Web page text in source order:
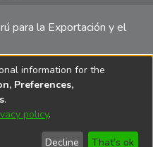
para la Exportación y el
/ 616 7400 Calle Uno
13 y 14, San Isidro -
information for the
Preferences,
.
policy.
Decline That's ok